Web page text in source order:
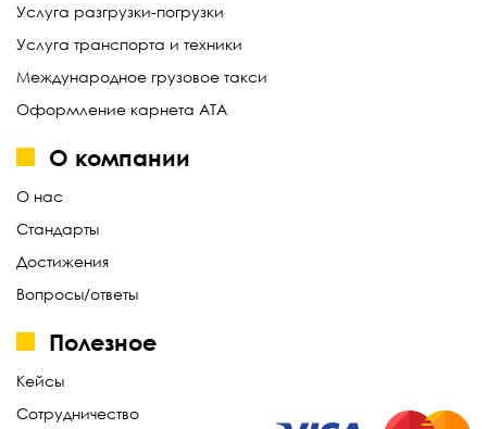
Услуга разгрузки-погрузки
Услуга транспорта и техники
Международное грузовое такси
Оформление карнета АТА
О компании
О нас
Стандарты
Достижения
Вопросы/ответы
Полезное
Кейсы
Сотрудничество